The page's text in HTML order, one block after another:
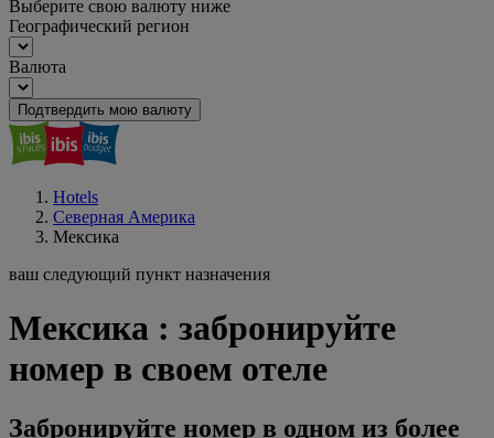
Выберите свою валюту ниже
Географический регион
Валюта
Подтвердить мою валюту
Hotels
Северная Америка
Мексика
ваш следующий пункт назначения
Мексика : забронируйте
номер в своем отеле
Забронируйте номер в одном из более